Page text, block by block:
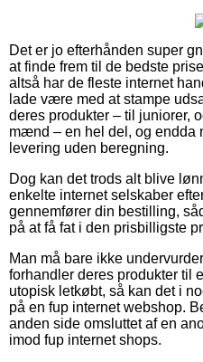
Det er jo efterhånden super
at finde frem til de bedste
altså har de fleste internet
lade være med at stampe
deres produkter – til juniorer,
mænd – en hel del, og endda
levering uden beregning.
Dog kan det trods alt blive
enkelte internet selskaber
gennemfører din bestilling,
på at få fat i den prisbilligste
Man må bare ikke
forhandler deres produkter til
utopisk letkøbt, så kan det i
på en fup internet webshop.
anden side omsluttet af en
imod fup internet shops.